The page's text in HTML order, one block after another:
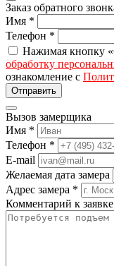
Заказ обратного
Имя *
Телефон *
Нажимая кнопку
обработку
ознакомление с
Вызов замерщика
Имя *
Телефон *
E-mail
Желаемая дата замера
Адрес замера *
Комментарий к заявке